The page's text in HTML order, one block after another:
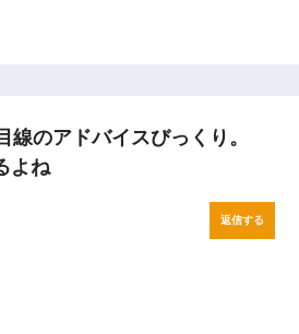
線のアドバイスびっくり。
よね
返信する